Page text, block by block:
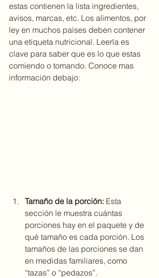
estas contienen la lista ingredientes,
avisos, marcas, etc. Los alimentos, por
ley en muchos países deben contener
una etiqueta nutricional. Leerla es
clave para saber que es lo que estas
comiendo o tomando. Conoce mas
información debajo:
Tamaño de la porción: Esta
sección le muestra cuántas
porciones hay en el paquete y de
qué tamaño es cada porción. Los
tamaños de las porciones se dan
en medidas familiares, como
“tazas” o “pedazos”.